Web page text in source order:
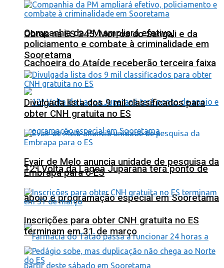
Obras na ES 245: Morros do Sangali e da
Cachoeira do Ataíde receberão terceira faixa
12ª Volta da Lagoa Juparanã terá ponto de
apoio e programação especial em Sooretama
Companhia da PM ampliará efetivo,
policiamento e combate à criminalidade em
Sooretama
Divulgada lista dos 9 mil classificados para
obter CNH gratuita no ES
Evair de Melo anuncia unidade de pesquisa da
Embrapa para o ES
Inscrições para obter CNH gratuita no ES
terminam em 31 de março